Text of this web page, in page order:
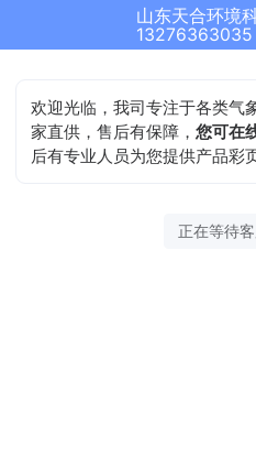
13276363035
欢迎光临，我司专注于各类气
家直供，售后有保障，您可在
后有专业人员为您提供产品彩
2026-08-08